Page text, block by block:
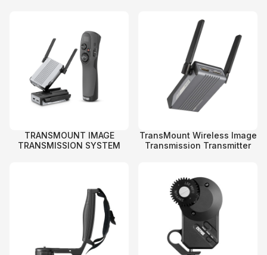
TRANSMOUNT IMAGE
TRANSMISSION SYSTEM
TransMount Wireless Image
Transmission Transmitter